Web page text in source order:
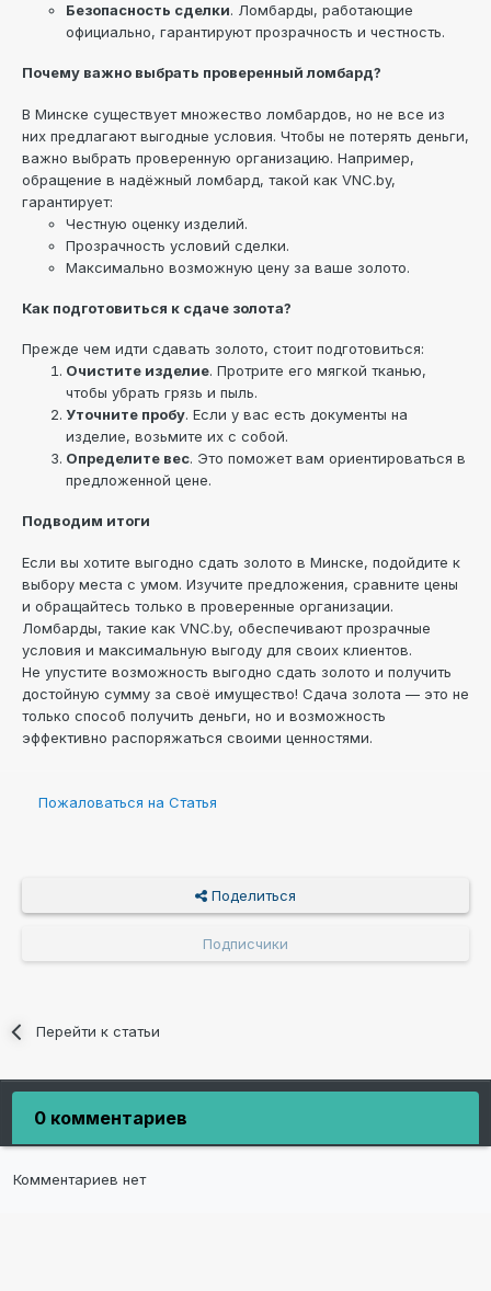
Безопасность сделки. Ломбарды, работающие
официально, гарантируют прозрачность и честность.
Почему важно выбрать проверенный ломбард?
В Минске существует множество ломбардов, но не все из
них предлагают выгодные условия. Чтобы не потерять деньги,
важно выбрать проверенную организацию. Например,
обращение в надёжный ломбард, такой как VNC.by,
гарантирует:
Честную оценку изделий.
Прозрачность условий сделки.
Максимально возможную цену за ваше золото.
Как подготовиться к сдаче золота?
Прежде чем идти сдавать золото, стоит подготовиться:
Очистите изделие. Протрите его мягкой тканью,
чтобы убрать грязь и пыль.
Уточните пробу. Если у вас есть документы на
изделие, возьмите их с собой.
Определите вес. Это поможет вам ориентироваться в
предложенной цене.
Подводим итоги
Если вы хотите выгодно сдать золото в Минске, подойдите к
выбору места с умом. Изучите предложения, сравните цены
и обращайтесь только в проверенные организации.
Ломбарды, такие как VNC.by, обеспечивают прозрачные
условия и максимальную выгоду для своих клиентов.
Не упустите возможность выгодно сдать золото и получить
достойную сумму за своё имущество! Сдача золота — это не
только способ получить деньги, но и возможность
эффективно распоряжаться своими ценностями.
Пожаловаться на Статья
Поделиться
Подписчики
Перейти к статьи
0 комментариев
Комментариев нет